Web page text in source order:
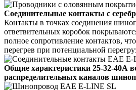
Соединительные контакты с
Контакты в точках соединения
ответвительных коробок
полное сопротивление контактов,
перегрев при потенциальной
Общие характеристики 25-32-40А
распределительных каналов